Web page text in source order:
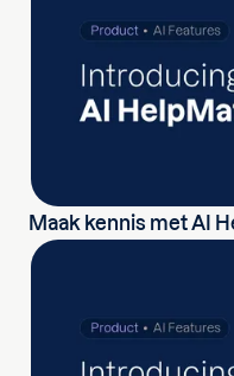
Maak kennis met AI